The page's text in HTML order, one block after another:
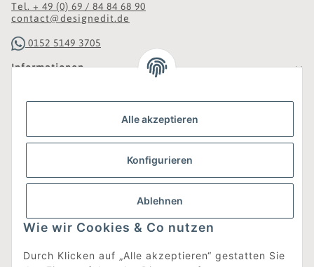
Alle akzeptieren
Konfigurieren
Ablehnen
Wie wir Cookies & Co nutzen
Durch Klicken auf „Alle akzeptieren“ gestatten Sie
Tel. + 49 (0) 69 / 84 84 68 90
contact@designedit.de
0152 5149 3705
Informationen
Gesetzliche Informationen
Was ist DesignEdit_?
Eine Online-Boutique für individuelles Design.
Ausgewählte Designer-Möbel und Accessoires, neue und
gebrauchte Designklassiker, die Entdeckung
unbekannter Manufakturen und Interior-Schätze aus
aller Welt sowie ein Blogazine mit jeder Menge
Inspiration.
Für alle, die nach dem Besonderen suchen!